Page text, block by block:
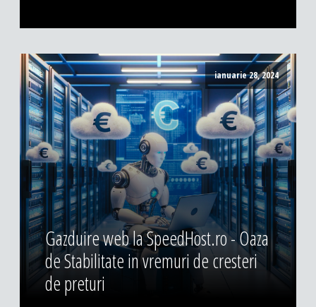
ianuarie 28, 2024
Gazduire web la SpeedHost.ro - Oaza
de Stabilitate in vremuri de cresteri
de preturi